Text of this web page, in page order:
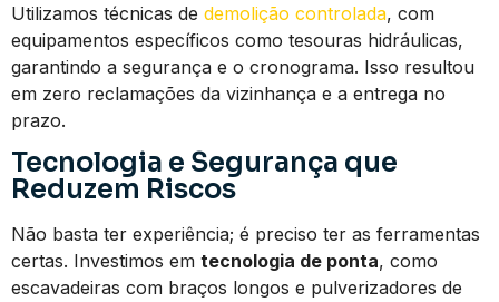
Utilizamos técnicas de demolição controlada, com
equipamentos específicos como tesouras hidráulicas,
garantindo a segurança e o cronograma. Isso resultou
em zero reclamações da vizinhança e a entrega no
prazo.
Tecnologia e Segurança que
Reduzem Riscos
Não basta ter experiência; é preciso ter as ferramentas
certas. Investimos em tecnologia de ponta, como
escavadeiras com braços longos e pulverizadores de